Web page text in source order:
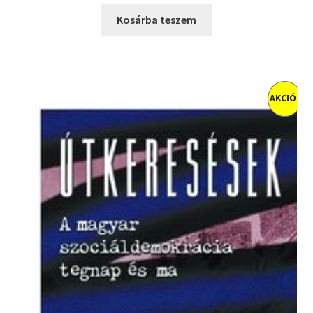
was:
is:
Kosárba teszem
AKCIÓ!